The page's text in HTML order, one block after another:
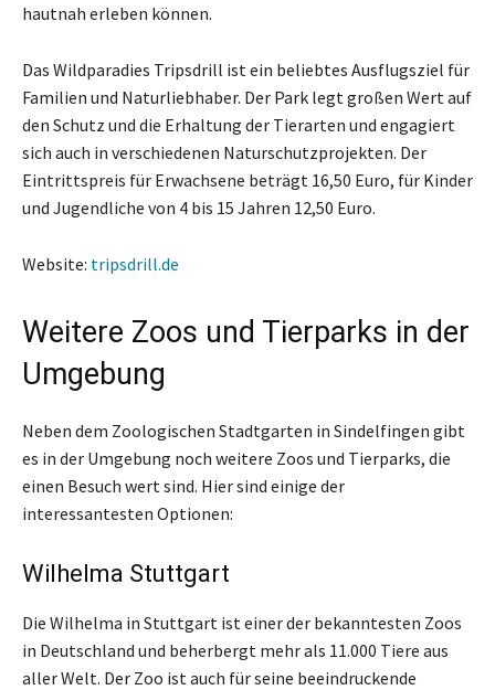
hautnah erleben können.
Das Wildparadies Tripsdrill ist ein beliebtes Ausflugsziel für
Familien und Naturliebhaber. Der Park legt großen Wert auf
den Schutz und die Erhaltung der Tierarten und engagiert
sich auch in verschiedenen Naturschutzprojekten. Der
Eintrittspreis für Erwachsene beträgt 16,50 Euro, für Kinder
und Jugendliche von 4 bis 15 Jahren 12,50 Euro.
Website: tripsdrill.de
Weitere Zoos und Tierparks in der
Umgebung
Neben dem Zoologischen Stadtgarten in Sindelfingen gibt
es in der Umgebung noch weitere Zoos und Tierparks, die
einen Besuch wert sind. Hier sind einige der
interessantesten Optionen:
Wilhelma Stuttgart
Die Wilhelma in Stuttgart ist einer der bekanntesten Zoos
in Deutschland und beherbergt mehr als 11.000 Tiere aus
aller Welt. Der Zoo ist auch für seine beeindruckende